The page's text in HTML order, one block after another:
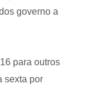
governo a
para outros
sexta por